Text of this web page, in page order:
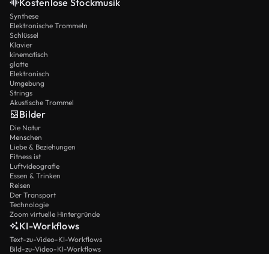
Kostenlose Stockmusik
Synthese
Elektronische Trommeln
Schlüssel
Klavier
kinematisch
glatte
Elektronisch
Umgebung
Strings
Akustische Trommel
Bilder
Die Natur
Menschen
Liebe & Beziehungen
Fitness ist
Luftvideografie
Essen & Trinken
Reisen
Der Transport
Technologie
Zoom virtuelle Hintergründe
KI-Workflows
Text-zu-Video-KI-Workflows
Bild-zu-Video-KI-Workflows